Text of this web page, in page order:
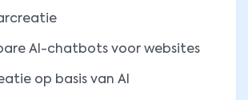
AI-chatbots voor websites
op basis van AI